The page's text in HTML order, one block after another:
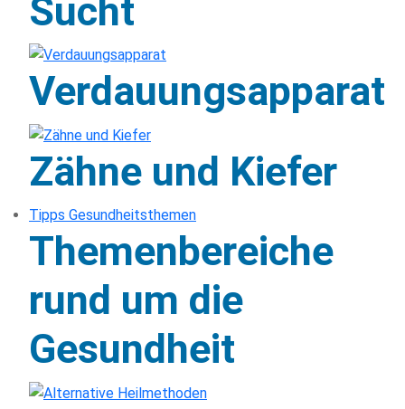
Sucht
Verdauungsapparat
Zähne und Kiefer
Tipps Gesundheitsthemen
Themenbereiche
rund um die
Gesundheit